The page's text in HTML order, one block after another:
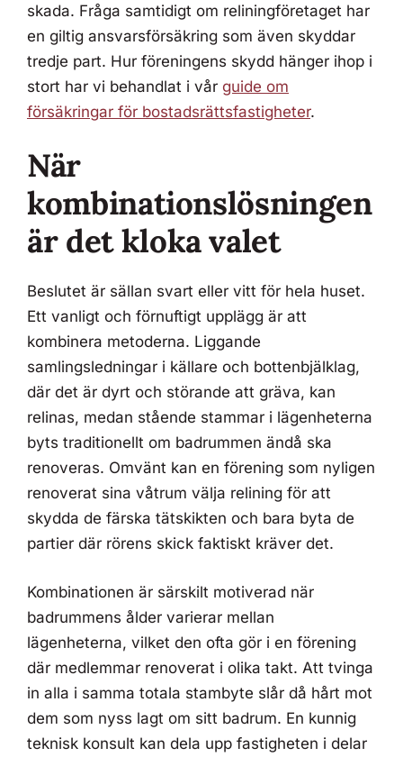
skada. Fråga samtidigt om reliningföretaget har
en giltig ansvarsförsäkring som även skyddar
tredje part. Hur föreningens skydd hänger ihop i
stort har vi behandlat i vår guide om
försäkringar för bostadsrättsfastigheter.
När
kombinationslösningen
är det kloka valet
Beslutet är sällan svart eller vitt för hela huset.
Ett vanligt och förnuftigt upplägg är att
kombinera metoderna. Liggande
samlingsledningar i källare och bottenbjälklag,
där det är dyrt och störande att gräva, kan
relinas, medan stående stammar i lägenheterna
byts traditionellt om badrummen ändå ska
renoveras. Omvänt kan en förening som nyligen
renoverat sina våtrum välja relining för att
skydda de färska tätskikten och bara byta de
partier där rörens skick faktiskt kräver det.
Kombinationen är särskilt motiverad när
badrummens ålder varierar mellan
lägenheterna, vilket den ofta gör i en förening
där medlemmar renoverat i olika takt. Att tvinga
in alla i samma totala stambyte slår då hårt mot
dem som nyss lagt om sitt badrum. En kunnig
teknisk konsult kan dela upp fastigheten i delar